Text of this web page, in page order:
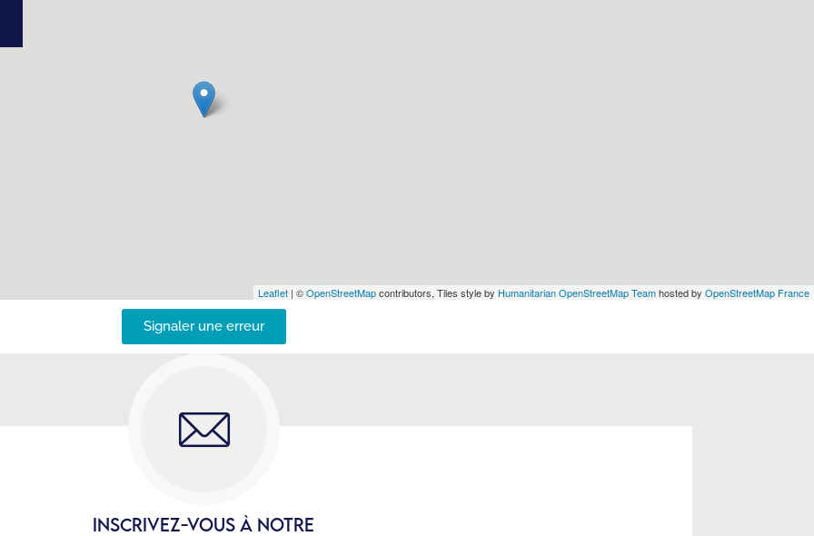
Leaflet | ©OpenStreetMapcontributors, Tiles style by Humanitarian OpenStreetMap Teamhosted by OpenStreetMap France
Signaler une erreur
INSCRIVEZ-VOUS À NOTRE